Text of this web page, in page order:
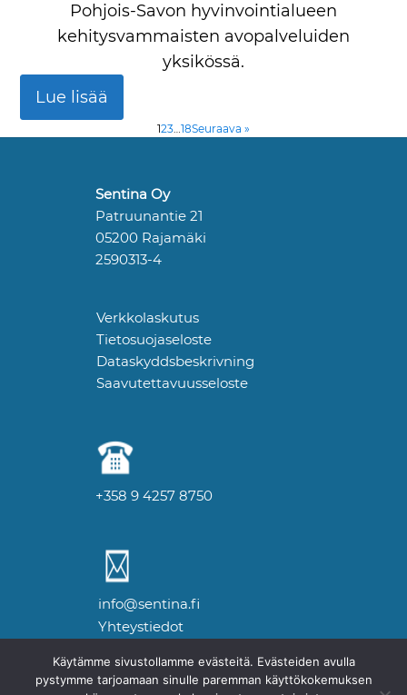
Pohjois-Savon hyvinvointialueen
kehitysvammaisten avopalveluiden
yksikössä.
Lue lisää
123…18Seuraava »
Sentina Oy
Patruunantie 21
05200 Rajamäki
2590313-4
Verkkolaskutus
Tietosuojaseloste
Dataskyddsbeskrivning
Saavutettavuusseloste
+358 9 4257 8750
info@sentina.fi
Yhteystiedot
Käytämme sivustollamme evästeitä. Evästeiden avulla
pystymme tarjoamaan sinulle paremman käyttökokemuksen